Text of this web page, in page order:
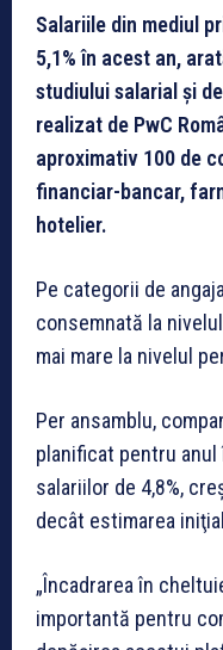
Salariile din mediul
5,1% în acest an,
studiului salarial şi
realizat de PwC
aproximativ 100 de
financiar-bancar,
hotelier.
Pe categorii de
consemnată la
mai mare la nivelul
Per ansamblu,
planificat pentru anul
salariilor de 4,8%,
decât estimarea
„Încadrarea în
importantă pentru